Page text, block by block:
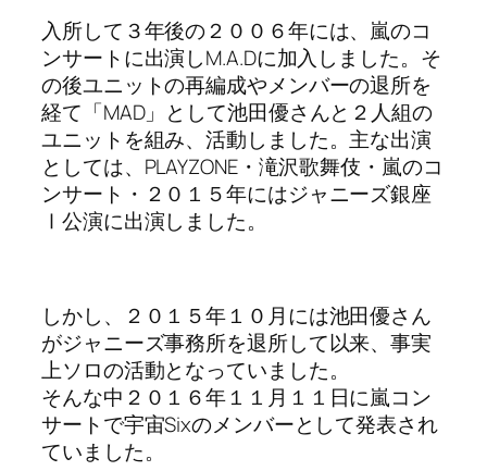
入所して３年後の２００６年には、嵐のコ
ンサートに出演しM.A.Dに加入しました。そ
の後ユニットの再編成やメンバーの退所を
経て「MAD」として池田優さんと２人組の
ユニットを組み、活動しました。主な出演
としては、PLAYZONE・滝沢歌舞伎・嵐のコ
ンサート・２０１５年にはジャニーズ銀座
Ⅰ公演に出演しました。
しかし、２０１５年１０月には池田優さん
がジャニーズ事務所を退所して以来、事実
上ソロの活動となっていました。
そんな中２０１６年１１月１１日に嵐コン
サートで宇宙Sixのメンバーとして発表され
ていました。